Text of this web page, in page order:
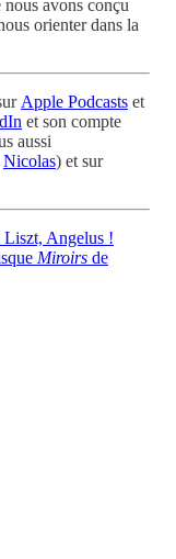
avons conçu
orienter dans la
Apple Podcasts et
et son compte
aussi
Nicolas) et sur
Liszt, Angelus !
Miroirs de